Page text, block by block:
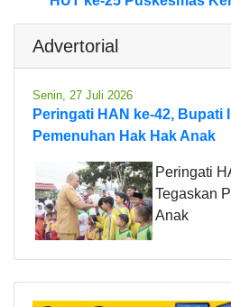
Advertorial
Senin, 27 Juli 2026
Peringati HAN ke-42, Bupati
Pemenuhan Hak Hak Anak
Peringati
Tegaskan
Anak